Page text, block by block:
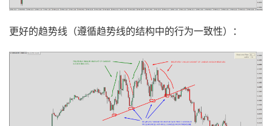
更好的趋势线（遵循趋势线的结构中的行为一致性）：